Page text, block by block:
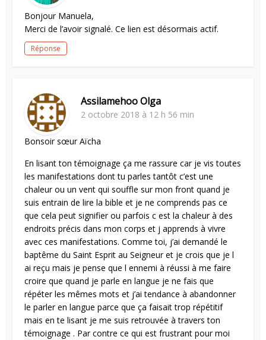
Bonjour Manuela,
Merci de l’avoir signalé. Ce lien est désormais actif.
Réponse
Assilamehoo Olga
2 octobre 2018 à 12 h 56 min
Bonsoir sœur Aïcha
En lisant ton témoignage ça me rassure car je vis toutes
les manifestations dont tu parles tantôt c’est une
chaleur ou un vent qui souffle sur mon front quand je
suis entrain de lire la bible et je ne comprends pas ce
que cela peut signifier ou parfois c est la chaleur à des
endroits précis dans mon corps et j apprends à vivre
avec ces manifestations. Comme toi, j’ai demandé le
baptême du Saint Esprit au Seigneur et je crois que je l
ai reçu mais je pense que l ennemi à réussi à me faire
croire que quand je parle en langue je ne fais que
répéter les mêmes mots et j’ai tendance à abandonner
le parler en langue parce que ça faisait trop répétitif
mais en te lisant je me suis retrouvée à travers ton
témoignage . Par contre ce qui est frustrant pour moi